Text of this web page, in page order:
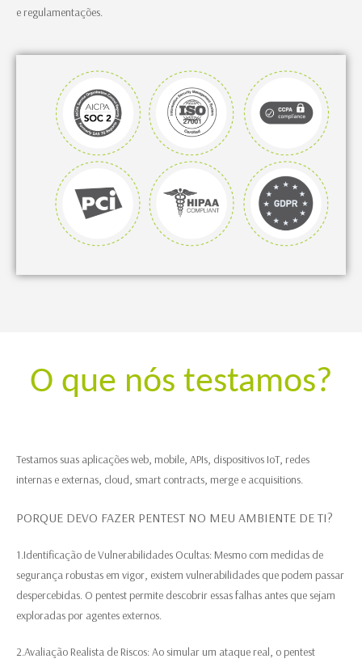
e regulamentações.
O que nós testamos?
Testamos suas aplicações web, mobile, APIs, dispositivos IoT, redes
internas e externas, cloud, smart contracts, merge e acquisitions.
PORQUE DEVO FAZER PENTEST NO MEU AMBIENTE DE TI?
1.Identificação de Vulnerabilidades Ocultas: Mesmo com medidas de
segurança robustas em vigor, existem vulnerabilidades que podem passar
despercebidas. O pentest permite descobrir essas falhas antes que sejam
exploradas por agentes externos.
2.Avaliação Realista de Riscos: Ao simular um ataque real, o pentest